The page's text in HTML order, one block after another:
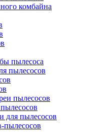
комбайна
пылесоса
пылесосов
пылесосов
для пылесосов
пылесосов